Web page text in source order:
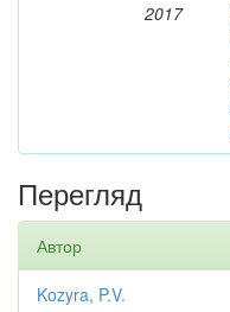
2017
Перегляд
Автор
Kozyra, P.V.